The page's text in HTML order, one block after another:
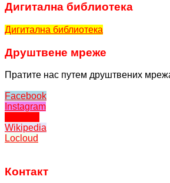
Дигитална библиотека
Дигитална библиотека
bakırköy
escort
ataköy
escort
Друштвене мреже
Пратите нас путем друштвених
Facebook
Instagram
Wikipedia
Locloud
bakırköy
ataköy
Контакт